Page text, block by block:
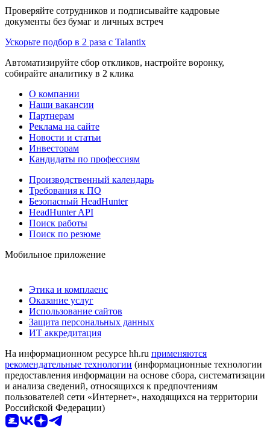
Проверяйте сотрудников и подписывайте кадровые
документы без бумаг и личных встреч
Ускорьте подбор в 2 раза с Talantix
Автоматизируйте сбор откликов, настройте воронку,
собирайте аналитику в 2 клика
О компании
Наши вакансии
Партнерам
Реклама на сайте
Новости и статьи
Инвесторам
Кандидаты по профессиям
Производственный календарь
Требования к ПО
Безопасный HeadHunter
HeadHunter API
Поиск работы
Поиск по резюме
Мобильное приложение
Этика и комплаенс
Оказание услуг
Использование сайтов
Защита персональных данных
ИТ аккредитация
На информационном ресурсе hh.ru применяются
рекомендательные технологии (информационные технологии
предоставления информации на основе сбора, систематизации
и анализа сведений, относящихся к предпочтениям
пользователей сети «Интернет», находящихся на территории
Российской Федерации)